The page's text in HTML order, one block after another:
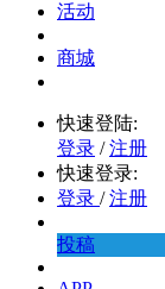
活动
商城
快速登陆:
登录 / 注册
快速登录:
登录 / 注册
投稿